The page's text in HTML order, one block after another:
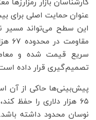
عنوان حمایت اصلی برای
این سطح می‌تواند مسیر
سریع قیمت شده و
تصمیم‌گیری قرار داده
پیش‌بینی‌ها حاکی از آن
نوسان محدود داشته